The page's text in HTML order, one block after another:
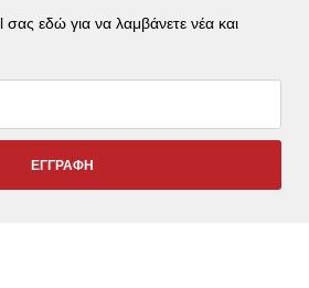
εδώ για να λαμβάνετε νέα και